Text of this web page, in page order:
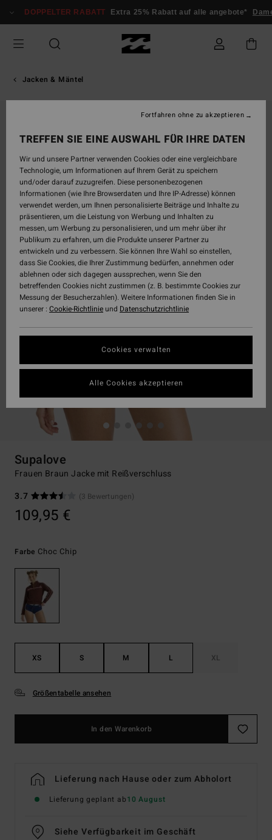
zur
springen
DOPPELTER RABATT Extra 25% Rabatt auf alle angebote*
Jacken & Mäntel
Supalove
Frauen Braun Jacke mit Reißverschluss
3.7
(3 Bewertungen)
109,95 €
Farbe Choc Chip
XS S M L XL
Größentabelle ansehen
In den Warenkorb
Lieferung nach Hause oder zum Abholort
Lieferung geplant ab10 August
Siehe Verfügbarkeit im Geschäft
TREFFEN SIE EINE AUSWAHL FÜR IHRE DATEN
Wir und unsere Partner verwenden Cookies oder eine vergleichbare
Technologie, um Informationen auf Ihrem Gerät zu speichern
und/oder darauf zuzugreifen. Diese personenbezogenen
Informationen (wie Ihre Browserdaten und Ihre IP-Adresse) können
verwendet werden, um Ihnen personalisierte Beiträge und Inhalte zu
präsentieren, um die Leistung von Werbung und Inhalten zu
messen, um Werbung zu personalisieren, und um mehr über ihr
Publikum zu erfahren, um die Produkte unserer Partner zu
entwickeln und zu verbessern. Sie können Ihre Wahl so einstellen,
dass Sie Cookies, die Ihrer Zustimmung bedürfen, annehmen oder
ablehnen oder sich dagegen aussprechen, wenn Sie den
betreffenden Cookies nicht zustimmen (z. B. bestimmte Cookies zur
Messung der Besucherzahlen). Weitere Informationen finden Sie in
unserer : Cookie-Richtlinieund Datenschutzrichtlinie
Cookies verwalten
Fortfahren ohne zu akzeptieren
Alle Cookies akzeptieren